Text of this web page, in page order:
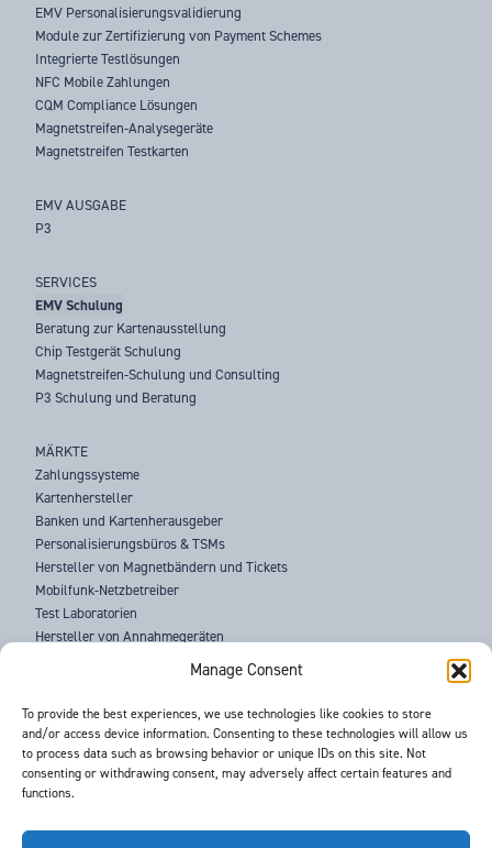
Manage Consent
To provide the best experiences, we use technologies like cookies to store
and/or access device information. Consenting to these technologies will allow us
to process data such as browsing behavior or unique IDs on this site. Not
consenting or withdrawing consent, may adversely affect certain features and
functions.
EMV Personalisierungsvalidierung
Module zur Zertifizierung von Payment Schemes
Integrierte Testlösungen
NFC Mobile Zahlungen
CQM Compliance Lösungen
Magnetstreifen-Analysegeräte
Magnetstreifen Testkarten
EMV AUSGABE
P3
SERVICES
EMV Schulung
Beratung zur Kartenausstellung
Chip Testgerät Schulung
Magnetstreifen-Schulung und Consulting
P3 Schulung und Beratung
MÄRKTE
Zahlungssysteme
Kartenhersteller
Banken und Kartenherausgeber
Personalisierungsbüros & TSMs
Hersteller von Magnetbändern und Tickets
Mobilfunk-Netzbetreiber
Test Laboratorien
Hersteller von Annahmegeräten
Strafverfolgungsbehörden
ÜBER UNS
SUPPORT
NEUIGKEITEN
VERANSTALTUNGEN
BEDINGUNGEN & KONDITIONEN